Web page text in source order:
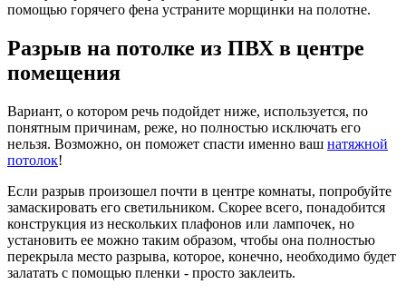
помощью горячего фена устраните морщинки на полотне.
Разрыв на потолке из ПВХ в центре
помещения
Вариант, о котором речь подойдет ниже, используется, по
понятным причинам, реже, но полностью исключать его
нельзя. Возможно, он поможет спасти именно ваш натяжной
потолок!
Если разрыв произошел почти в центре комнаты, попробуйте
замаскировать его светильником. Скорее всего, понадобится
конструкция из нескольких плафонов или лампочек, но
установить ее можно таким образом, чтобы она полностью
перекрыла место разрыва, которое, конечно, необходимо будет
залатать с помощью пленки - просто заклеить.